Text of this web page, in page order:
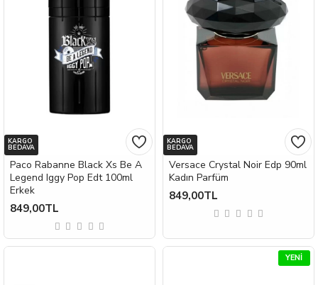
KARGO
BEDAVA
Paco Rabanne Black Xs Be A
Legend Iggy Pop Edt 100ml
Erkek
849,00TL
KARGO
BEDAVA
Versace Crystal Noir Edp 90ml
Kadın Parfüm
849,00TL
YENI